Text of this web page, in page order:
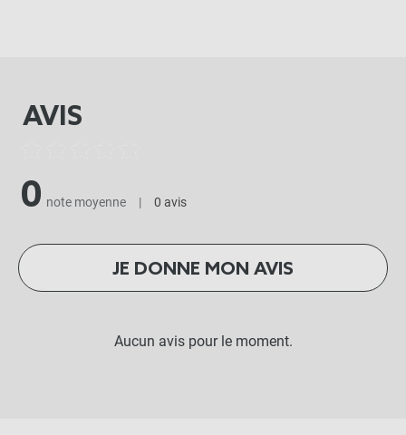
AVIS
0 note moyenne | 0 avis
JE DONNE MON AVIS
Aucun avis pour le moment.